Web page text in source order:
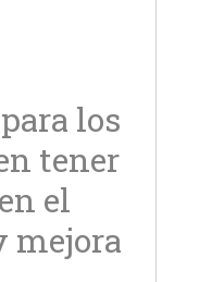
los
tener
el
mejora